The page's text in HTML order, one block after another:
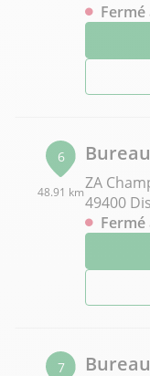
6
48.91 kmZA
49400
7